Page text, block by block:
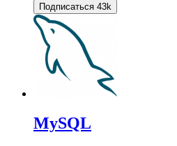
Подписаться 43k
MySQL